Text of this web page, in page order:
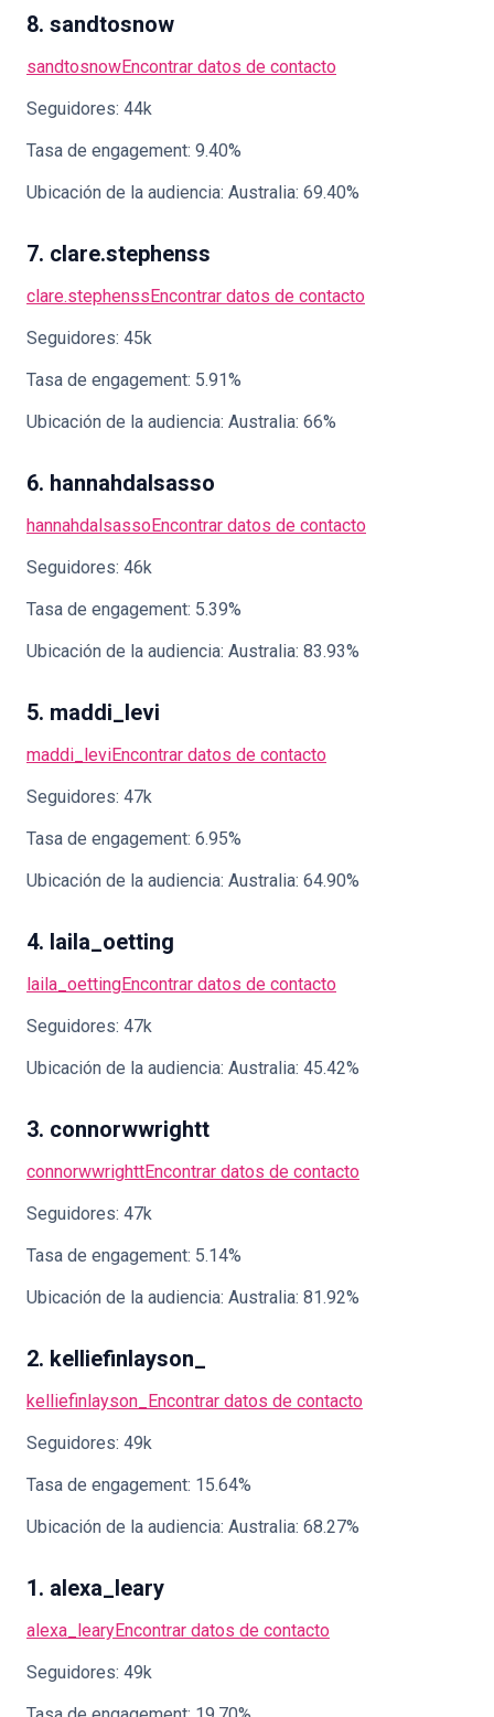
8. sandtosnow
sandtosnowEncontrar datos de contacto
Seguidores: 44k
Tasa de engagement: 9.40%
Ubicación de la audiencia: Australia: 69.40%
7. clare.stephenss
clare.stephenssEncontrar datos de contacto
Seguidores: 45k
Tasa de engagement: 5.91%
Ubicación de la audiencia: Australia: 66%
6. hannahdalsasso
hannahdalsassoEncontrar datos de contacto
Seguidores: 46k
Tasa de engagement: 5.39%
Ubicación de la audiencia: Australia: 83.93%
5. maddi_levi
maddi_leviEncontrar datos de contacto
Seguidores: 47k
Tasa de engagement: 6.95%
Ubicación de la audiencia: Australia: 64.90%
4. laila_oetting
laila_oettingEncontrar datos de contacto
Seguidores: 47k
Ubicación de la audiencia: Australia: 45.42%
3. connorwwrightt
connorwwrighttEncontrar datos de contacto
Seguidores: 47k
Tasa de engagement: 5.14%
Ubicación de la audiencia: Australia: 81.92%
2. kelliefinlayson_
kelliefinlayson_ Encontrar datos de contacto
Seguidores: 49k
Tasa de engagement: 15.64%
Ubicación de la audiencia: Australia: 68.27%
1. alexa_leary
alexa_learyEncontrar datos de contacto
Seguidores: 49k